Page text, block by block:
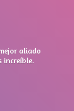
aliado
increíble.